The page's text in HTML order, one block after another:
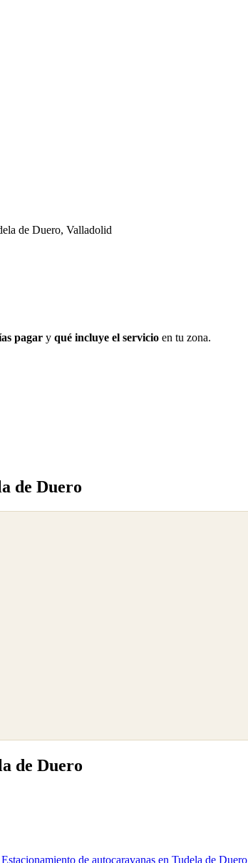
de Duero, Valladolid
pagar y qué incluye el servicio en tu zona.
de Duero
de Duero
de autocaravanas en Tudela de Duero